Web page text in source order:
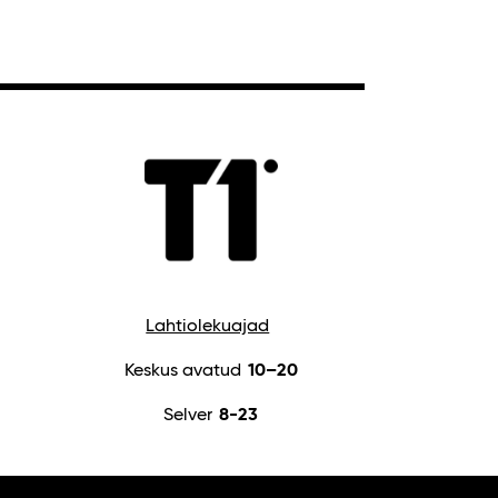
Lahtiolekuajad
Keskus avatud 10–20
Selver 8-23